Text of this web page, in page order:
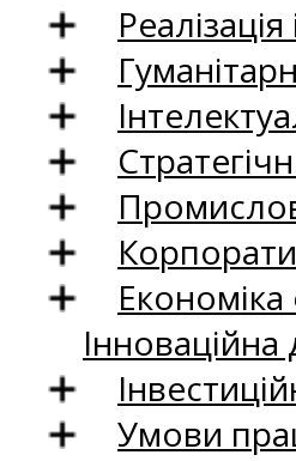
Інноваційна
Умови